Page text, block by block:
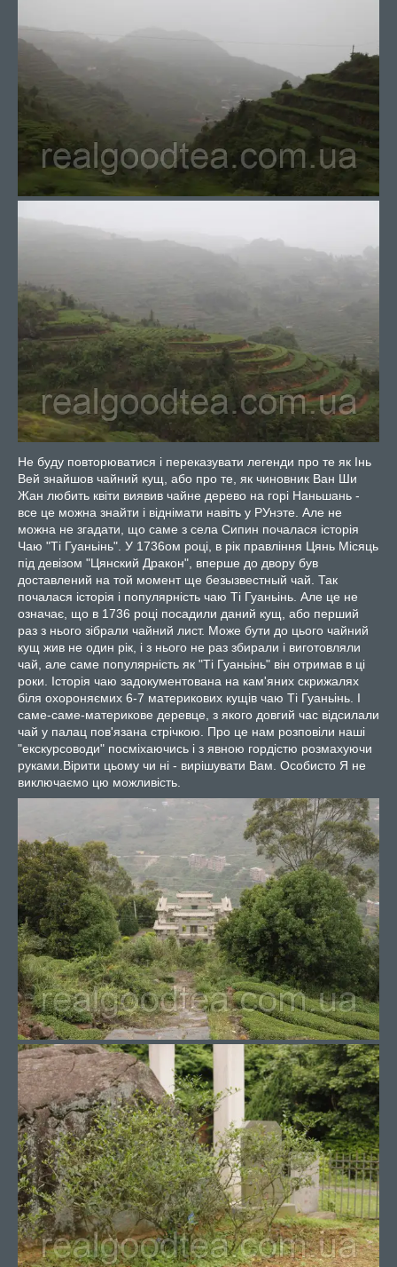
Не буду повторюватися і переказувати легенди про те як Інь
Вей знайшов чайний кущ, або про те, як чиновник Ван Ши
Жан любить квіти виявив чайне дерево на горі Наньшань -
все це можна знайти і віднімати навіть у РУнэте. Але не
можна не згадати, що саме з села Сипин почалася історія
Чаю "Ті Гуаньінь". У 1736ом році, в рік правління Цянь Місяць
під девізом "Цянский Дракон", вперше до двору був
доставлений на той момент ще безызвестный чай. Так
почалася історія і популярність чаю Ті Гуаньінь. Але це не
означає, що в 1736 році посадили даний кущ, або перший
раз з нього зібрали чайний лист. Може бути до цього чайний
кущ жив не один рік, і з нього не раз збирали і виготовляли
чай, але саме популярність як "Ті Гуаньінь" він отримав в ці
роки. Історія чаю задокументована на кам'яних скрижалях
біля охороняємих 6-7 материкових кущів чаю Ті Гуаньінь. І
саме-саме-материкове деревце, з якого довгий час відсилали
чай у палац пов'язана стрічкою. Про це нам розповіли наші
"екскурсоводи" посміхаючись і з явною гордістю розмахуючи
руками.Вірити цьому чи ні - вирішувати Вам. Особисто Я не
виключаємо цю можливість.